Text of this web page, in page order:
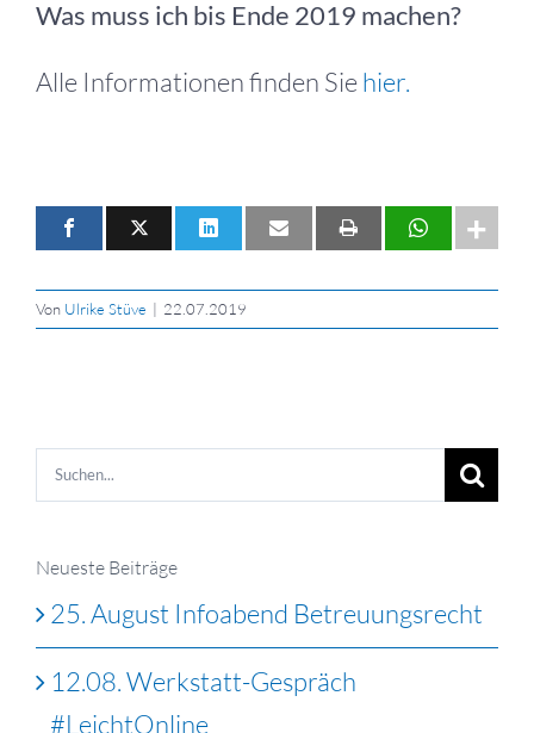
Was muss ich bis Ende 2019 machen?
Alle Informationen finden Siehier.
Von Ulrike Stüve | 22.07.2019
Suche
nach:
Neueste Beiträge
25. August Infoabend Betreuungsrecht
12.08. Werkstatt-Gespräch
#LeichtOnline